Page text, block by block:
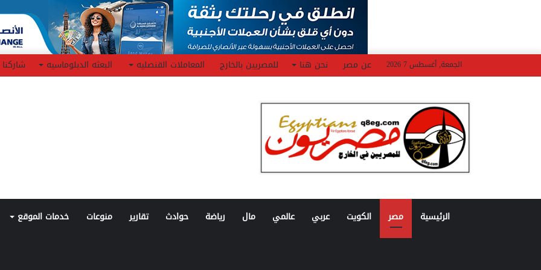
الجمعة, أغسطس 7 2026 عن مصر نحن هنا للمصريين بالخارج المعاملات القنصليه البعثه الدبلوماسيه شاركنا
الرئيسية مصر الكويت عربي عالمي مال رياضة حوادث تقارير منوعات خدمات الموقع